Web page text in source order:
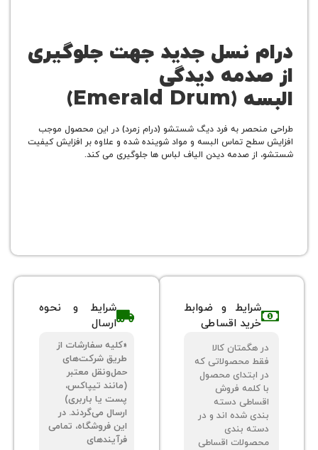
نسل جدید جهت جلوگیری
دیدگی
(Emerald Drum)
به فرد دیگ شستشو (درام زمرد) در این محصول موجب
تماس البسه و مواد شوینده شده و علاوه بر افزایش کیفیت
صدمه دیدن الیاف لباس ها جلوگیری می کند.
شرایط و ضوابط
خرید اقساطی
محصولاتی که
ابتدای محصول
شده اند و در
اقساطی
شرایط و نحوه
«کلیه سفارشات از
طریق شرکت‌های
حمل‌ونقل معتبر
(مانند تیپاکس،
پست یا باربری)
ارسال می‌گردند. در
این فروشگاه، تمامی